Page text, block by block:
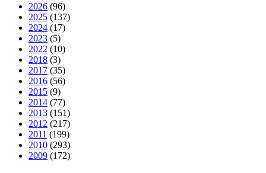
2026 (96)
2025 (137)
2024 (17)
2023 (5)
2022 (10)
2018 (3)
2017 (35)
2016 (56)
2015 (9)
2014 (77)
2013 (151)
2012 (217)
2011 (199)
2010 (293)
2009 (172)